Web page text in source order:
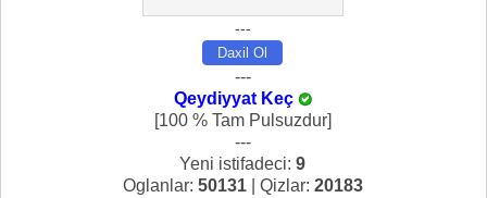
---
---
Qeydiyyat Keç
[100 % Tam Pulsuzdur]
---
Yeni istifadeci: 9
Oglanlar: 50131| Qizlar: 20183